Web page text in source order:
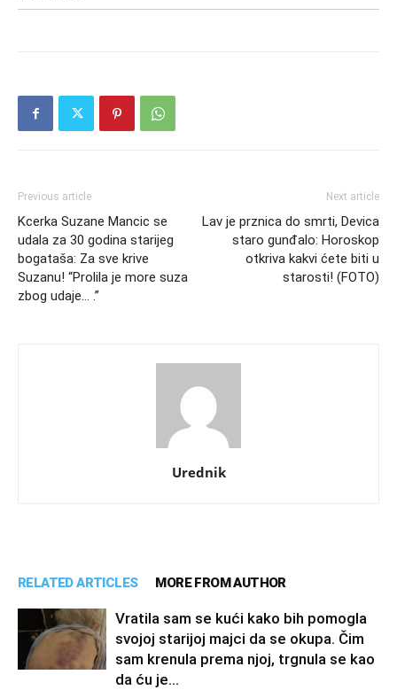
Previous article
Kcerka Suzane Mancic se
udala za 30 godina starijeg
bogataša: Za sve krive
Suzanu! “Prolila je more suza
zbog udaje… .”
Next article
Lav je prznica do smrti, Devica
staro gunđalo: Horoskop
otkriva kakvi ćete biti u
starosti! (FOTO)
Urednik
RELATED ARTICLES MORE FROM AUTHOR
Vratila sam se kući kako bih pomogla
svojoj starijoj majci da se okupa. Čim
sam krenula prema njoj, trgnula se kao
da ću je...